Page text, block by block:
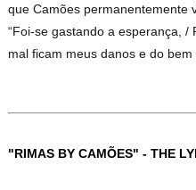
que Camões permanentemente
“Foi-se gastando a esperança,
mal ficam meus danos e do bem
"RIMAS BY CAMÕES" -THE